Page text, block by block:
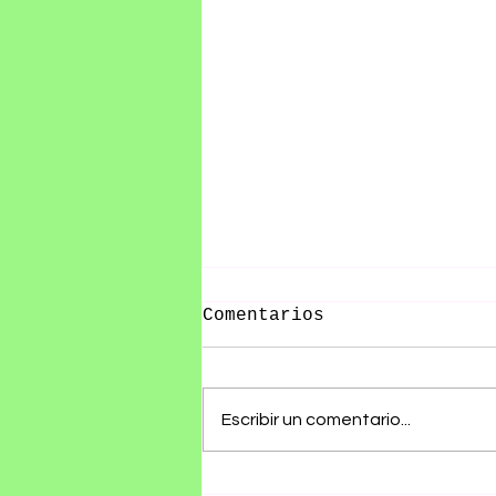
Comentarios
Escribir un comentario...